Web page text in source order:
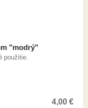
"modrý"
použitie.
4,00 €